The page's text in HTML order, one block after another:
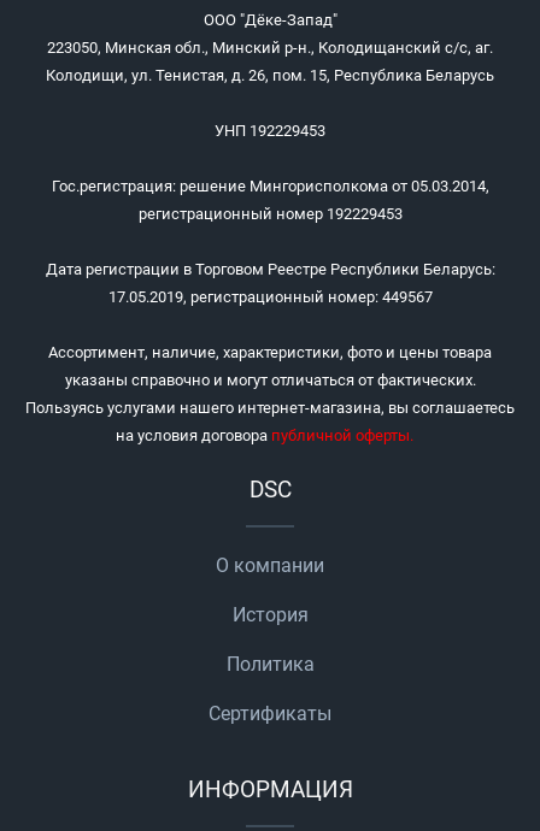
ООО "Дёке-Запад"
223050, Минская обл., Минский р-н., Колодищанский с/с, аг.
Колодищи, ул. Тенистая, д. 26, пом. 15, Республика Беларусь
УНП 192229453
Гос.регистрация: решение Мингорисполкома от 05.03.2014,
регистрационный номер 192229453
Дата регистрации в Торговом Реестре Республики Беларусь:
17.05.2019, регистрационный номер: 449567
Ассортимент, наличие, характеристики, фото и цены товара
указаны справочно и могут отличаться от фактических.
Пользуясь услугами нашего интернет-магазина, вы соглашаетесь
на условия договора публичной оферты.
DSC
О компании
История
Политика
Сертификаты
ИНФОРМАЦИЯ